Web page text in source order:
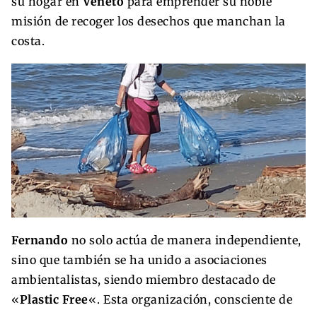
misión de recoger los desechos que manchan la
costa.
Fernando no solo actúa de manera independiente,
sino que también se ha unido a asociaciones
ambientalistas, siendo miembro destacado de
«Plastic Free«. Esta organización, consciente de